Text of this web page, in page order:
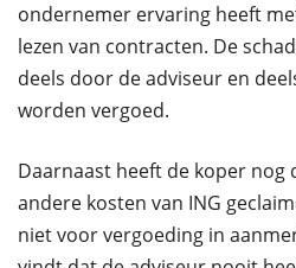
ondernemer ervaring heeft
lezen van contracten. De
deels door de adviseur en
worden vergoed.
Daarnaast heeft de koper nog
andere kosten van ING
niet voor vergoeding in